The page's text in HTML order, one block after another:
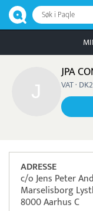
Søk i Paqle
JPA
VAT ·
ADRESSE
c/o Jens Peter
Marselisborg
8000 Aarhus C